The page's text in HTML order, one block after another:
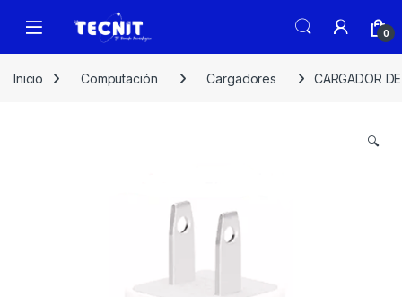
0
Inicio Computación Cargadores CARGADOR
🔍